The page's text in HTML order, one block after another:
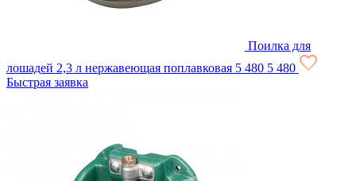
Поилка для
лошадей 2,3 л нержавеющая поплавковая 5 480 5 480
Быстрая заявка